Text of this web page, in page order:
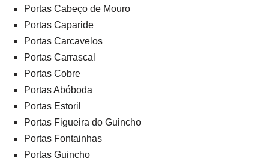
Portas Cabeço de Mouro
Portas Caparide
Portas Carcavelos
Portas Carrascal
Portas Cobre
Portas Abóboda
Portas Estoril
Portas Figueira do Guincho
Portas Fontainhas
Portas Guincho